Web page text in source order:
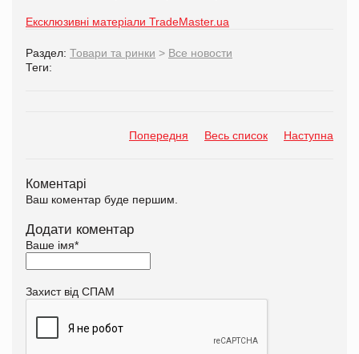
Ексклюзивні матеріали TradeMaster.ua
Раздел: Товари та ринки > Все новости
Теги:
Попередня Весь список Наступна
Коментарі
Ваш коментар буде першим.
Додати коментар
Ваше імя*
Захист від СПАМ